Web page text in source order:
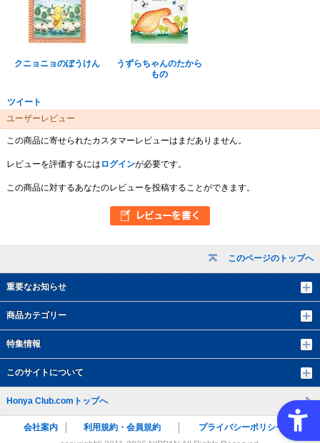
このページのトップへ
重要なお知らせ
商品カテゴリー
特集情報
このサイトについて
クニョニョのぼうけん
うずらちゃんのたから
もの
ツイート
ユーザーレビュー
この商品に寄せられたカスタマーレビューはまだありません。
レビューを評価するには ログインが必要です。
この商品に対するあなたのレビューを投稿することができます。
Honya Club.comトップへ
会社案内 利用規約・会員規約
プライバシーポリシー